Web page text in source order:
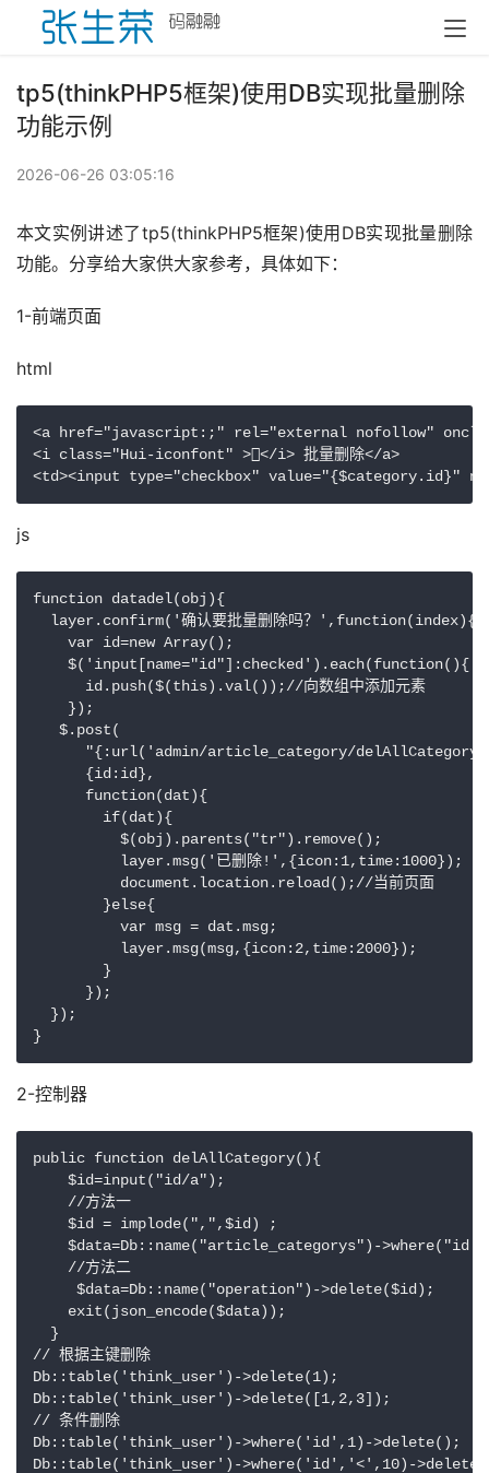
tp5(thinkPHP5框架)使用DB实现批量删除
功能示例
2026-06-26 03:05:16
本文实例讲述了tp5(thinkPHP5框架)使用DB实现批量删除
功能。分享给大家供大家参考，具体如下：
1-前端页面
html
<a href="javascript:;" rel="external nofollow"
<i class="Hui-iconfont" ></i> 批量删除</a>
js
function datadel(obj){
  layer.confirm('确认要批量删除吗？',function(index){
    var id=new Array();
    $('input[name="id"]:checked').each(function(){
      id.push($(this).val());//向数组中添加元素
    });
   $.post(
"{:url('admin/article_category/
      {id:id},
      function(dat){
        if(dat){
          $(obj).parents("tr").remove();
          layer.msg('已删除!',{icon:1,time:1000});
          document.location.reload();//当前页面
        }else{
          var msg = dat.msg;
          layer.msg(msg,{icon:2,time:2000});
        }
      });
  });
2-控制器
public function delAllCategory(){
    $id=input("id/a");
    //方法一
    $id = implode(",",$id) ;
$data=Db::name("article_categorys")->where("id
    //方法二
     $data=Db::name("operation")->delete($id);
    exit(json_encode($data));
  }
// 根据主键删除
Db::table('think_user')->delete(1);
Db::table('think_user')->delete([1,2,3]);
// 条件删除
Db::table('think_user')->where('id',1)->delete();